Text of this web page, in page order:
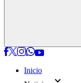
Inicio